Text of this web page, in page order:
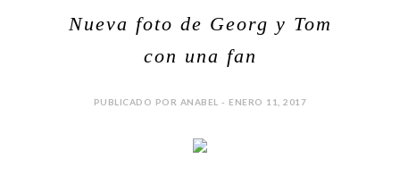
Nueva foto de Georg y Tom
con una fan
PUBLICADO POR ANABEL - ENERO 11, 2017